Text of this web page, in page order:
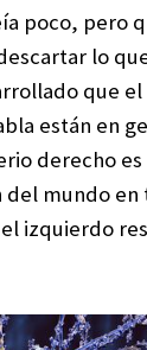
poco, pero
lo
que
están en
derecho
del mundo en
izquierdo